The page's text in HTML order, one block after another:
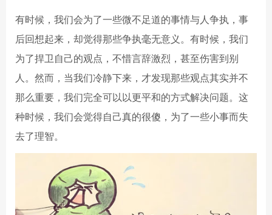
有时候，我们会为了一些微不足道的事情与人争执，事
后回想起来，却觉得那些争执毫无意义。有时候，我们
为了捍卫自己的观点，不惜言辞激烈，甚至伤害到别
人。然而，当我们冷静下来，才发现那些观点其实并不
那么重要，我们完全可以以更平和的方式解决问题。这
种时候，我们会觉得自己真的很傻，为了一些小事而失
去了理智。